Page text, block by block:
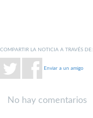
COMPARTIR LA NOTICIA A TRAVÉS DE:
Enviar a un amigo
No hay comentarios